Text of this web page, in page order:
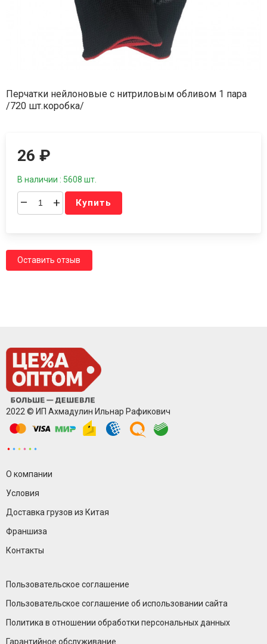
Перчатки нейлоновые с нитриловым обливом 1 пара
/720 шт.коробка/
26₽
В наличии : 5608 шт.
– + Купить
Оставить отзыв
2022 © ИП Ахмадулин Ильнар Рафикович
О компании
Условия
Доставка грузов из Китая
Франшиза
Контакты
Пользовательское соглашение
Пользовательское соглашение об использовании сайта
Политика в отношении обработки персональных данных
Гарантийное обслуживание